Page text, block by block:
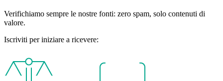
Verifichiamo sempre le nostre fonti: zero spam, solo contenuti di
valore.
Iscriviti per iniziare a ricevere: